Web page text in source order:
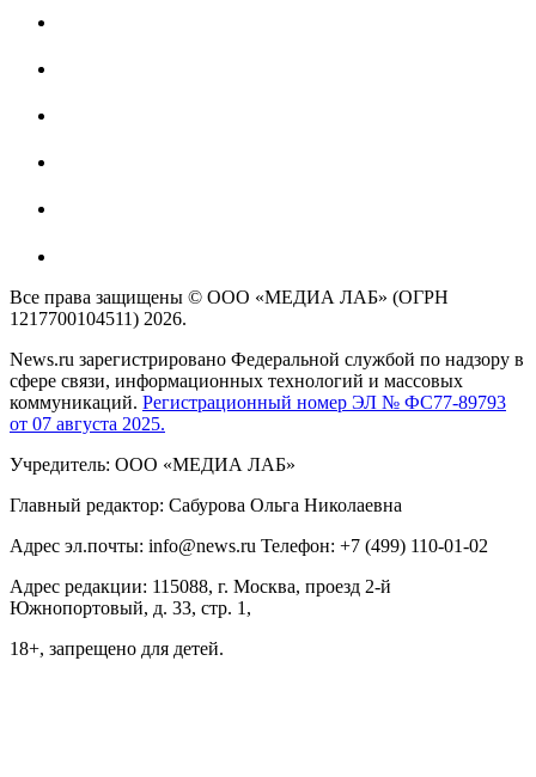
Все права защищены © ООО «МЕДИА ЛАБ» (ОГРН
1217700104511) 2026.
News.ru зарегистрировано Федеральной службой по надзору в
сфере связи, информационных технологий и массовых
коммуникаций. Регистрационный номер ЭЛ № ФС77-89793
от 07 августа 2025.
Учредитель: ООО «МЕДИА ЛАБ»
Главный редактор: Сабурова Ольга Николаевна
Адрес эл.почты: info@news.ru Телефон: +7 (499) 110-01-02
Адрес редакции: 115088, г. Москва, проезд 2-й
Южнопортовый, д. 33, стр. 1,
18+, запрещено для детей.